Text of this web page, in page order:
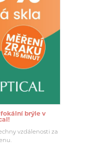
brýle v
vzdálenosti za